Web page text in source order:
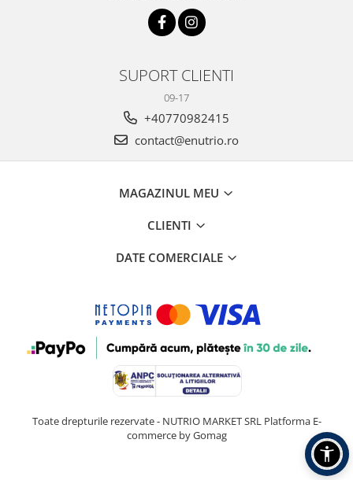
SUPORT CLIENTI
09-17
+40770982415
contact@enutrio.ro
MAGAZINUL MEU
CLIENTI
DATE COMERCIALE
Toate drepturile rezervate - NUTRIO MARKET SRL Platforma E-
commerce by Gomag